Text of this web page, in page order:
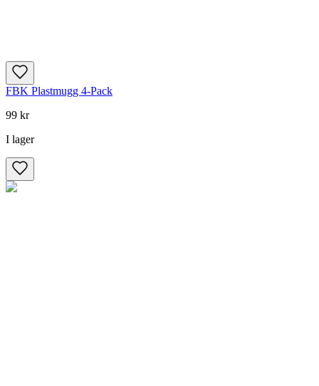
FBK Plastmugg 4-Pack
99 kr
I lager